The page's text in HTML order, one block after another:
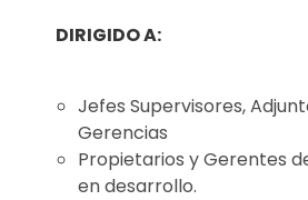
DIRIGIDO A:
Jefes Supervisores,
Gerencias
Propietarios y Gerentes
en desarrollo.